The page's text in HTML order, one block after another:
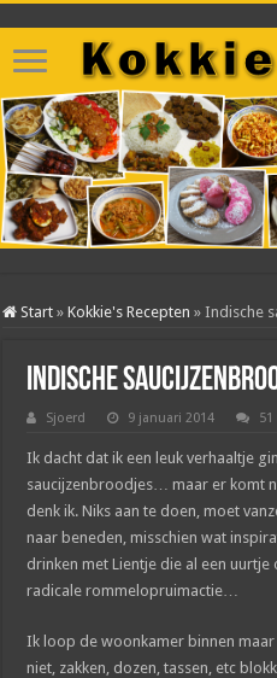
Start » Kokkie's Recepten » Indische
Indische
Sjoerd 9 januari 2014 51
Ik dacht dat ik een leuk verhaaltje
saucijzenbroodjes… maar er komt
denk ik. Niks aan te doen, moet
naar beneden, misschien wat
drinken met Lientje die al een
radicale rommelopruimactie…
Ik loop de woonkamer binnen
niet, zakken, dozen, tassen, etc